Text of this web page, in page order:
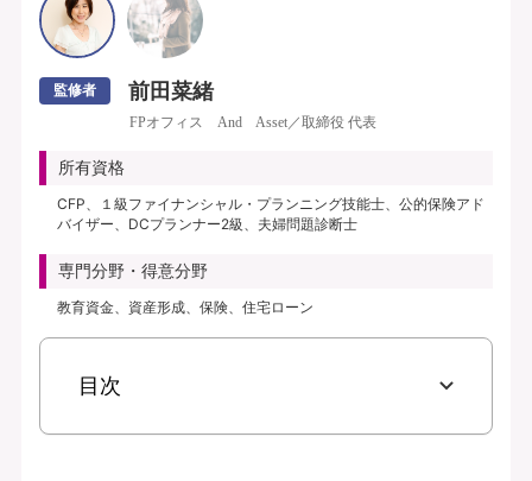
あんしんパレット｜ていばん医療｜保険料払方タイプ：定額タイプ｜個別取扱
｜入院給付金日額5,000円（60日型）、通院給付金日額5,000円、手術・放射
線治療給付金特約 5万円(外来手術給付割合：100％)、総合先進医療特約付
き、保険料払込免除特約なし、初期入院10日給付特則付き、三大疾病支払日数
無制限延長特則付き | | 保険期間：終身（総合先進医療特約は10年） | 保険料
払込期間：終身（総合先進医療特約は10年） | 募集文書番号：AFH277-
2025-0355 2月17日(280217)
無料で相談予約
資料請求
監修者 前田菜緒
FPオフィス And Asset／取締役 代表
所有資格
CFP、１級ファイナンシャル・プランニング技能士、公的保険アド
バイザー、DCプランナー2級、夫婦問題診断士
専門分野・得意分野
教育資金、資産形成、保険、住宅ローン
目次